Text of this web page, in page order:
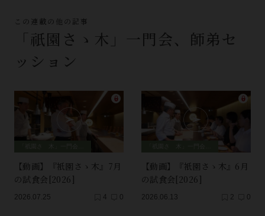
この連載の他の記事
「祇園さゝ木」一門会、師弟セ
ッション
【動画】『衹園さゝ木』7月
の試食会[2026]
2026.07.25 4 0
【動画】『衹園さゝ木』6月
の試食会[2026]
2026.06.13 2 0